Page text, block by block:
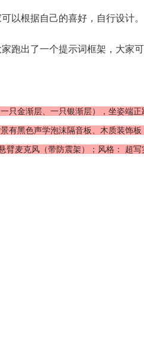
以根据自己的喜好，自行设计。
跑出了一个提示词框架，大家
只金渐层、一只银渐层），坐姿端
有黑色声学泡沫隔音板、木质装饰
臂麦克风（带防震架）；风格： 超